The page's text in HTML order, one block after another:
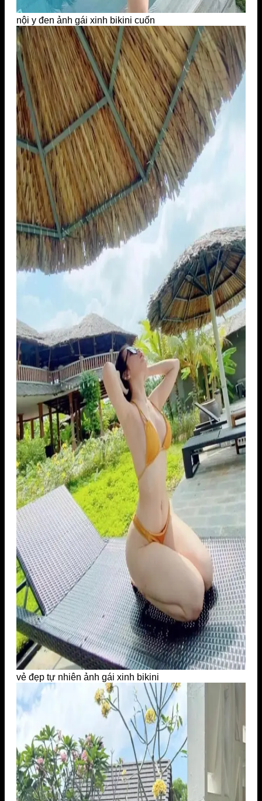
nội y đen ảnh gái xinh bikini cuốn
vẻ đẹp tự nhiên ảnh gái xinh bikini